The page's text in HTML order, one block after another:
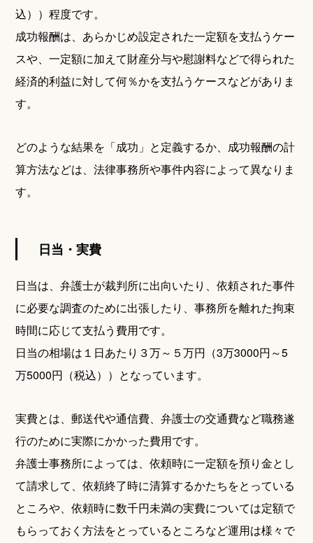
込））程度です。
成功報酬は、あらかじめ設定された一定額を支払うケー
スや、一定額に加えて財産分与や慰謝料などで得られた
経済的利益に対して何％かを支払うケースなどがありま
す。
どのような結果を「成功」と定義するか、成功報酬の計
算方法などは、法律事務所や事件内容によって異なりま
す。
日当・実費
日当は、弁護士が裁判所に出向いたり、依頼された事件
に必要な調査のために出張したり、事務所を離れた拘束
時間に応じて支払う費用です。
日当の相場は１日あたり３万～５万円（3万3000円～5
万5000円（税込））となっています。
実費とは、郵送代や通信費、弁護士の交通費など職務遂
行のために実際にかかった費用です。
弁護士事務所によっては、依頼時に一定額を預り金とし
て請求して、依頼終了時に清算するかたちをとっている
ところや、依頼時に数千円未満の実費については定額で
もらっておく方法をとっているところなど運用は様々で